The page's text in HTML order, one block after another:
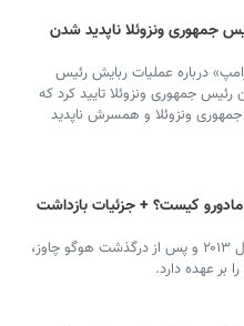
جمهوری ونزوئلا ناپدید شدن
درباره عملیات ربایش رئیس
رئیس جمهوری ونزوئلا تایید کرد که
ونزوئلا و همسرش ناپدید
کیست؟ + جزئیات بازداشت
نیکولاس مادورو از سال ۲۰۱۳ و پس از درگذشت هوگو چاوز،
بر عهده دارد.